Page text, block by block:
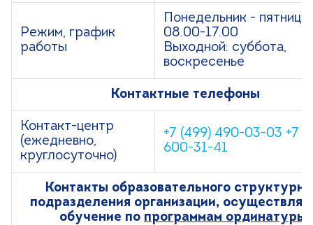
Режим, график
работы
Понедельник - пятница:
08.00-17.00
Выходной: суббота,
воскресенье
Контактные телефоны
Контакт-центр
(ежедневно,
круглосуточно)
+7 (499) 490-03-03 +7
600-31-41
Контакты образовательного
подразделения организации,
обучение по программам ординатуры: